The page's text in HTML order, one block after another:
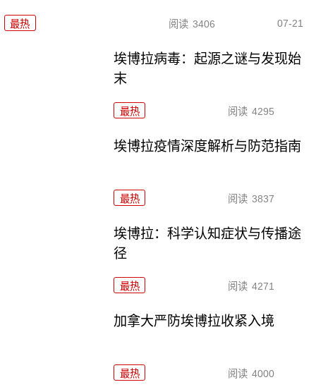
最热 阅读 3406 07-21
埃博拉病毒：起源之谜与发现始
末
最热 阅读 4295
埃博拉疫情深度解析与防范指南
最热 阅读 3837
埃博拉：科学认知症状与传播途
径
最热 阅读 4271
加拿大严防埃博拉收紧入境
最热 阅读 4000